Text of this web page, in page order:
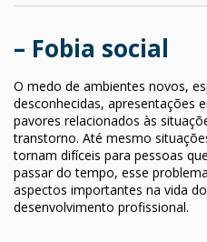
– Fobia social
O medo de ambientes novos,
desconhecidas, apresentações
pavores relacionados às
transtorno. Até mesmo
tornam difíceis para pessoas
passar do tempo, esse
aspectos importantes na vida
desenvolvimento profissional.